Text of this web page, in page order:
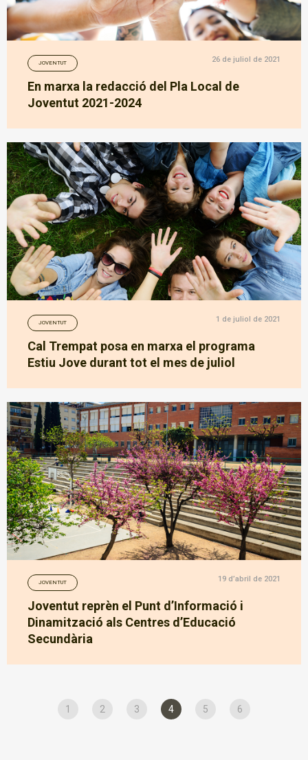
JOVENTUT 26 de juliol de 2021
En marxa la redacció del Pla Local de
Joventut 2021-2024
JOVENTUT 1 de juliol de 2021
Cal Trempat posa en marxa el programa
Estiu Jove durant tot el mes de juliol
JOVENTUT 19 d’abril de 2021
Joventut reprèn el Punt d’Informació i
Dinamització als Centres d’Educació
Secundària
1 2 3 4 5 6